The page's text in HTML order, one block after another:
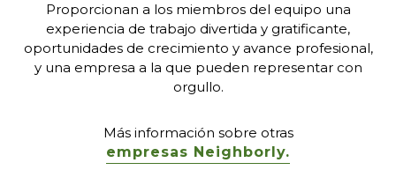
Proporcionan a los miembros del equipo una
experiencia de trabajo divertida y gratificante,
oportunidades de crecimiento y avance profesional,
y una empresa a la que pueden representar con
orgullo.
Más información sobre otras
empresas Neighborly.